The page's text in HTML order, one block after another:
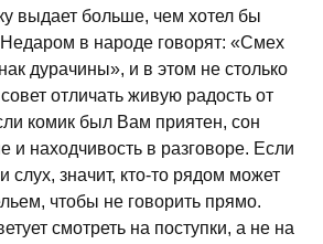
выдает больше, чем хотел бы
в народе говорят: «Смех
дурачины», и в этом не столько
отличать живую радость от
комик был Вам приятен, сон
и находчивость в разговоре. Если
слух, значит, кто-то рядом может
чтобы не говорить прямо.
смотреть на поступки, а не на